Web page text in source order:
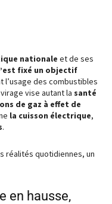
nationale et de ses
fixé un objectif
l’usage des combustibles
virage vise autant la santé
de gaz à effet de
la cuisson électrique,
.
réalités quotidiennes, un
en hausse,